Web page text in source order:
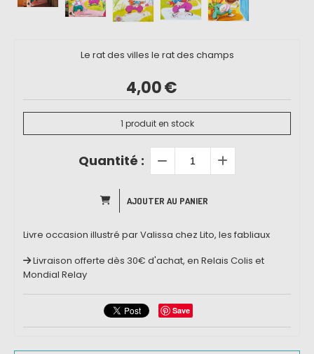
Le rat des villes le rat des champs
4,00€
1 produit en stock
Quantité :
AJOUTER AU PANIER
Livre occasion illustré par Valissa chez Lito, les fabliaux
Livraison offerte dès 30€ d'achat, en Relais Colis et
Mondial Relay
Save